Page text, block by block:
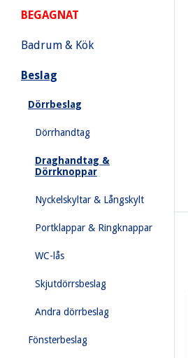
BEGAGNAT
Badrum & Kök
Beslag
Dörrbeslag
Dörrhandtag
Draghandtag &
Dörrknoppar
Nyckelskyltar & Långskylt
Portklappar & Ringknappar
WC-lås
Skjutdörrsbeslag
Andra dörrbeslag
Fönsterbeslag